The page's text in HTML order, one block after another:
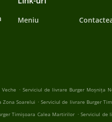
Meniu
. Serviciul de livrare Burger Moșnița
Zona Soarelui . Serviciul de livrare Burger
Timișoara Calea Martirilor . Serviciul de